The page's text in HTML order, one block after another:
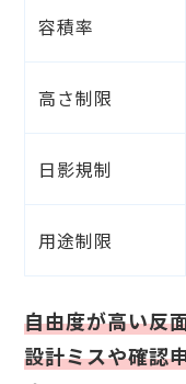
容積率
高さ制限
日影規制
用途制限
自由度が高い反
設計ミスや確認